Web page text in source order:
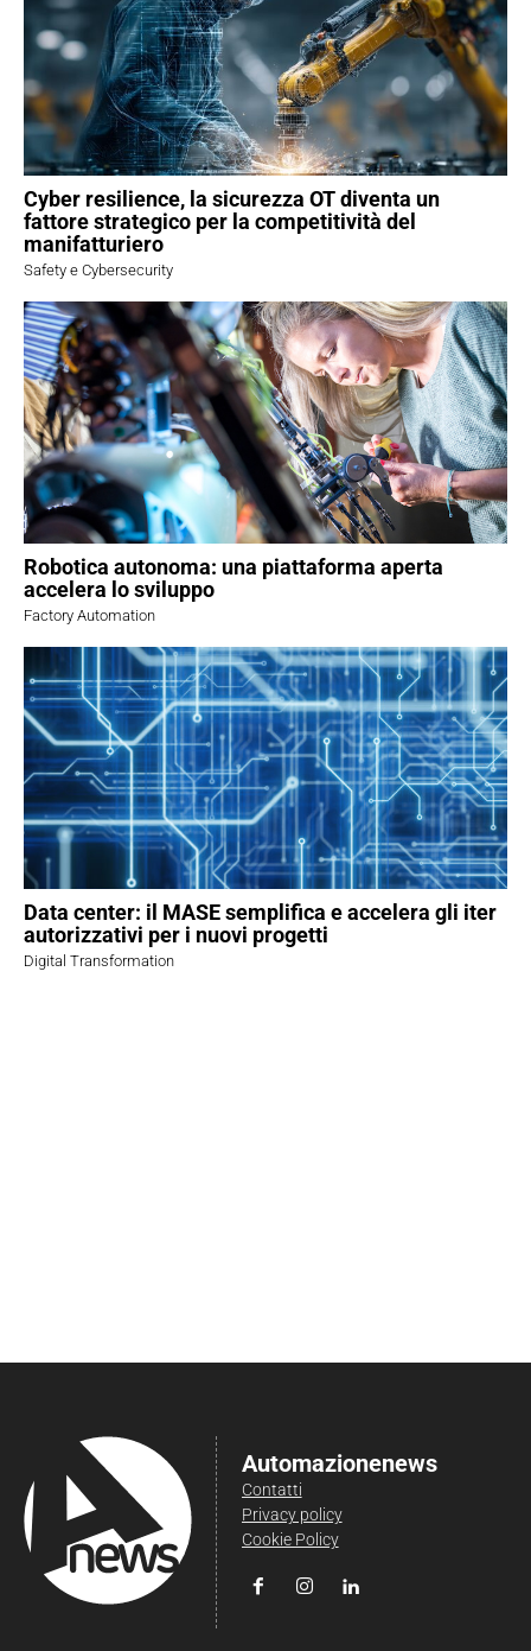
Cyber resilience, la sicurezza OT diventa un
fattore strategico per la competitività del
manifatturiero
Safety e Cybersecurity
Robotica autonoma: una piattaforma aperta
accelera lo sviluppo
Factory Automation
Data center: il MASE semplifica e accelera gli iter
autorizzativi per i nuovi progetti
Digital Transformation
Automazionenews
Contatti
Privacy policy
Cookie Policy